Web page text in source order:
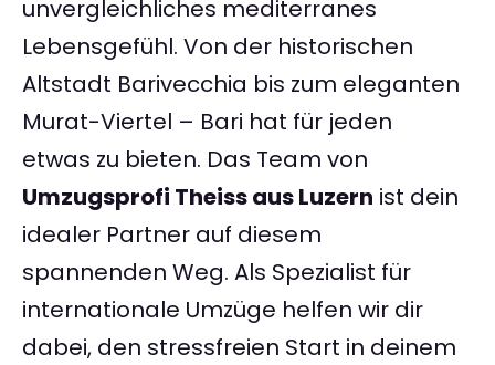
unvergleichliches mediterranes
Lebensgefühl. Von der historischen
Altstadt Barivecchia bis zum eleganten
Murat-Viertel – Bari hat für jeden
etwas zu bieten. Das Team von
Umzugsprofi Theiss aus Luzern ist dein
idealer Partner auf diesem
spannenden Weg. Als Spezialist für
internationale Umzüge helfen wir dir
dabei, den stressfreien Start in deinem